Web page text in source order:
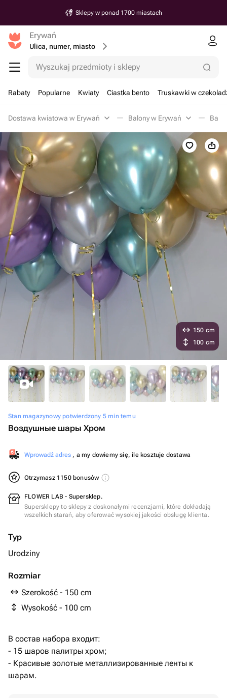
Sklepy w ponad 1700 miastach
Erywań
Ulica, numer, miasto
Wyszukaj przedmioty i sklepy
Rabaty Popularne Kwiaty Ciastka bento Truskawki w
Dostawa kwiatowa w Erywań Balony w Erywań
Stan magazynowy potwierdzony 5 min temu
Воздушные шары Хром
Wprowadź adres , a my dowiemy się, ile kosztuje dostawa
Otrzymasz 1150 bonusów
FLOWER LAB - Supersklep.
Supersklepy to sklepy z doskonałymi recenzjami, które dokładają
wszelkich starań, aby oferować wysokiej jakości obsługę klienta.
Typ
Urodziny
Rozmiar
Szerokość - 150 cm
Wysokość - 100 cm
150 cm
100 cm
В состав набора входит:
- 15 шаров палитры хром;
- Красивые золотые металлизированные ленты к
шарам.